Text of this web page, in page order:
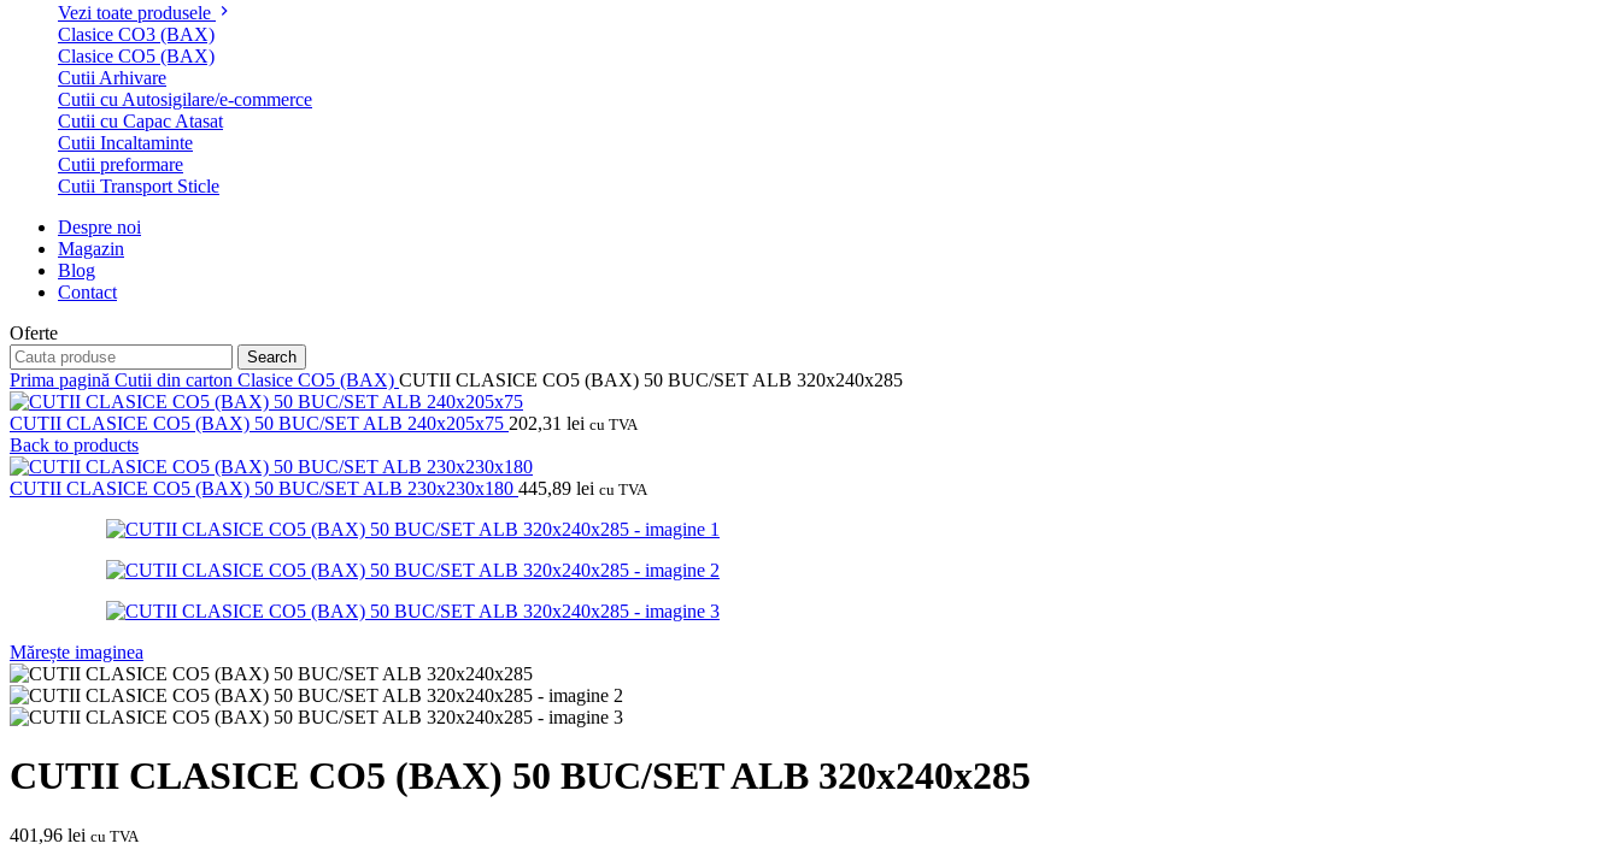
Vezi toate produsele
Clasice CO3 (BAX)
Clasice CO5 (BAX)
Cutii Arhivare
Cutii cu Autosigilare/e-commerce
Cutii cu Capac Atasat
Cutii Incaltaminte
Cutii preformare
Cutii Transport Sticle
Despre noi
Magazin
Blog
Contact
Oferte
Search
Prima pagină Cutii din carton Clasice CO5 (BAX) CUTII CLASICE CO5 (BAX) 50 BUC/SET ALB 320x240x285
CUTII CLASICE CO5 (BAX) 50 BUC/SET ALB 240x205x75 202,31 lei cu TVA
Back to products
CUTII CLASICE CO5 (BAX) 50 BUC/SET ALB 230x230x180 445,89 lei cu TVA
Mărește imaginea
CUTII CLASICE CO5 (BAX) 50 BUC/SET ALB 320x240x285
401,96 lei cu TVA